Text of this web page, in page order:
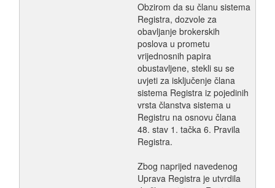
Obzirom da su članu sistema
Registra, dozvole za
obavljanje brokerskih
poslova u prometu
vrijednosnih papira
obustavljene, stekli su se
uvjeti za isključenje člana
sistema Registra iz pojedinih
vrsta članstva sistema u
Registru na osnovu člana
48. stav 1. tačka 6. Pravila
Registra.
Zbog naprijed navedenog
Uprava Registra je utvrdila